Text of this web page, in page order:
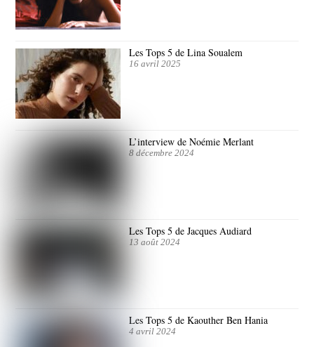
Les Tops 5 de Lina Soualem
16 avril 2025
L’interview de Noémie Merlant
8 décembre 2024
Les Tops 5 de Jacques Audiard
13 août 2024
Les Tops 5 de Kaouther Ben Hania
4 avril 2024